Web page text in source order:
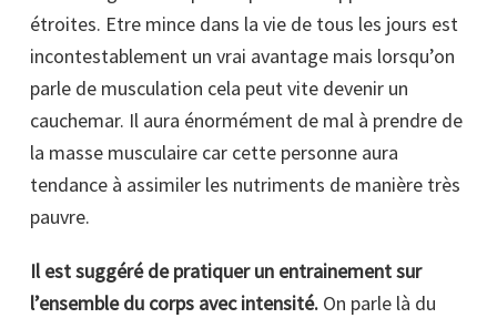
étroites. Etre mince dans la vie de tous les jours est
incontestablement un vrai avantage mais lorsqu’on
parle de musculation cela peut vite devenir un
cauchemar. Il aura énormément de mal à prendre de
la masse musculaire car cette personne aura
tendance à assimiler les nutriments de manière très
pauvre.
Il est suggéré de pratiquer un entrainement sur
l’ensemble du corps avec intensité. On parle là du